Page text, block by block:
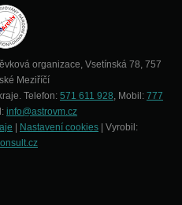
organizace, Vsetínská 78, 757
Meziříčí
Telefon: 571 611 928, Mobil: 777
info@astrovm.cz
Nastavení cookies | Vyrobil: